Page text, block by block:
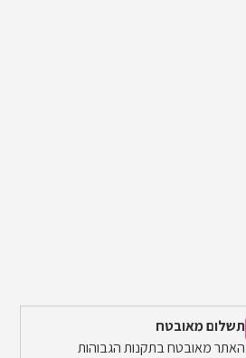
תשלום מאובטח
האתר מאובטח בתקנות הגבוהות